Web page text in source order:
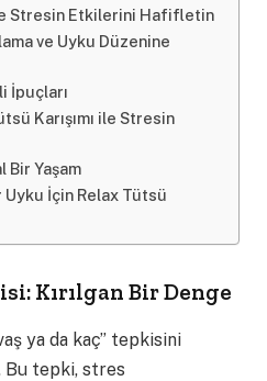
Stresin Etkilerini Hafifletin
ve Uyku Düzenine
İpuçları
Karışımı ile Stresin
Bir Yaşam
İçin Relax Tütsü
Kırılgan Bir Denge
ya da kaç” tepkisini
tepki, stres